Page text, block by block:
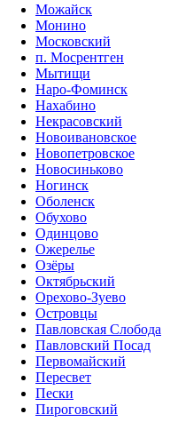
Можайск
Монино
Московский
п. Мосрентген
Мытищи
Наро-Фоминск
Нахабино
Некрасовский
Новоивановское
Новопетровское
Новосиньково
Ногинск
Оболенск
Обухово
Одинцово
Ожерелье
Озёры
Октябрьский
Орехово-Зуево
Островцы
Павловская Слобода
Павловский Посад
Первомайский
Пересвет
Пески
Пироговский